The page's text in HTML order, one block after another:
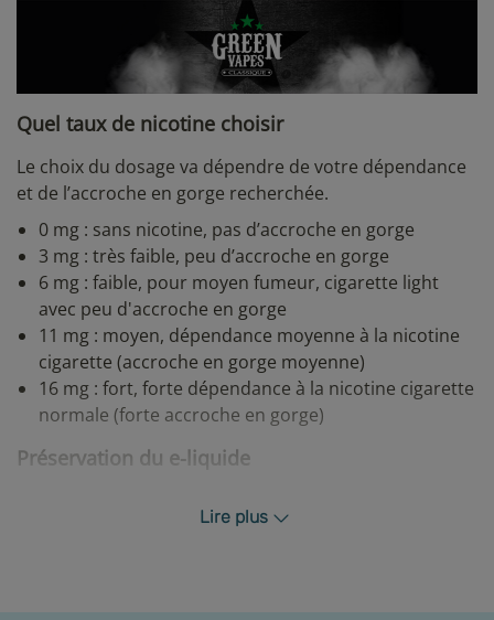
Quel taux de nicotine choisir
Le choix du dosage va dépendre de votre dépendance
et de l’accroche en gorge recherchée.
0 mg : sans nicotine, pas d’accroche en gorge
3 mg : très faible, peu d’accroche en gorge
6 mg : faible, pour moyen fumeur, cigarette light
avec peu d'accroche en gorge
11 mg : moyen, dépendance moyenne à la nicotine
cigarette (accroche en gorge moyenne)
16 mg : fort, forte dépendance à la nicotine cigarette
normale (forte accroche en gorge)
Préservation du e-liquide
liquide, E-FUMEUR vous recommande de vérifier la
Lire plus